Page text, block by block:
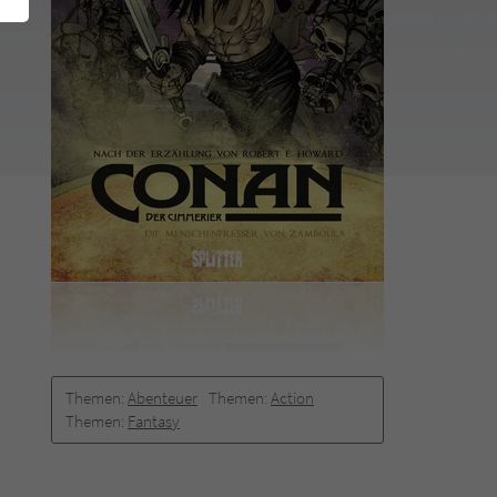
Themen: Abenteuer Themen: Action
Themen: Fantasy